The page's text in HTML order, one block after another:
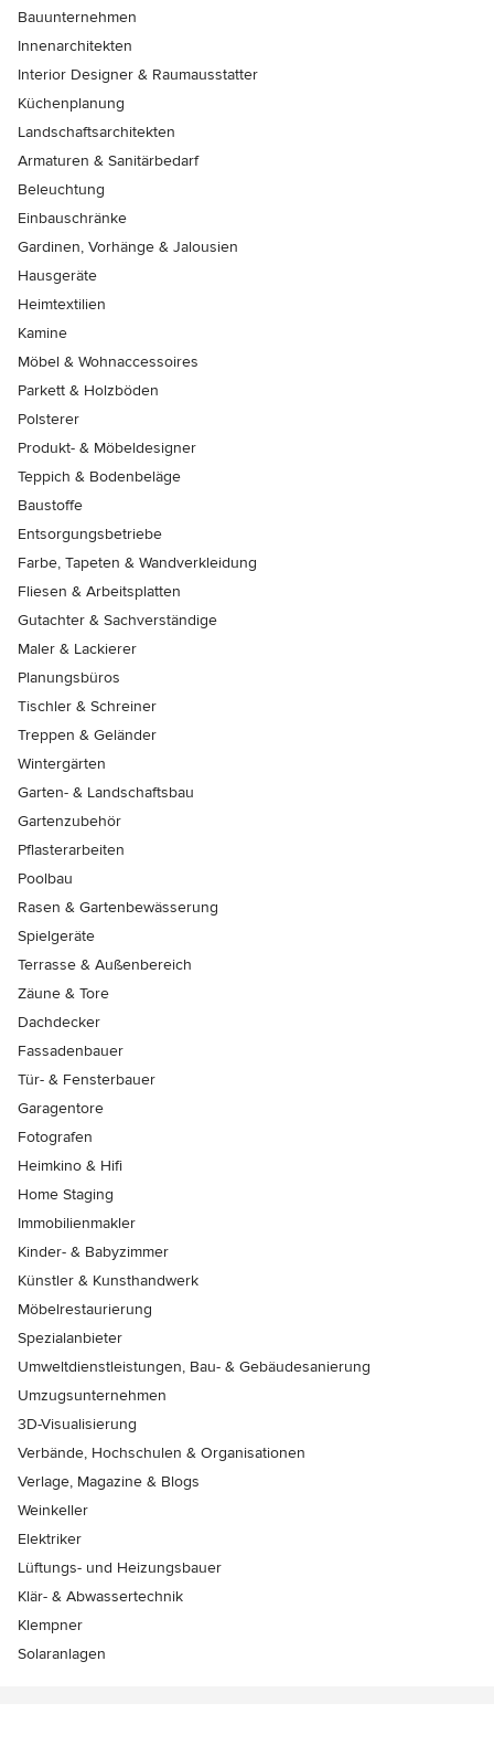
Bauunternehmen
Innenarchitekten
Interior Designer & Raumausstatter
Küchenplanung
Landschaftsarchitekten
Armaturen & Sanitärbedarf
Beleuchtung
Einbauschränke
Gardinen, Vorhänge & Jalousien
Hausgeräte
Heimtextilien
Kamine
Möbel & Wohnaccessoires
Parkett & Holzböden
Polsterer
Produkt- & Möbeldesigner
Teppich & Bodenbeläge
Baustoffe
Entsorgungsbetriebe
Farbe, Tapeten & Wandverkleidung
Fliesen & Arbeitsplatten
Gutachter & Sachverständige
Maler & Lackierer
Planungsbüros
Tischler & Schreiner
Treppen & Geländer
Wintergärten
Garten- & Landschaftsbau
Gartenzubehör
Pflasterarbeiten
Poolbau
Rasen & Gartenbewässerung
Spielgeräte
Terrasse & Außenbereich
Zäune & Tore
Dachdecker
Fassadenbauer
Tür- & Fensterbauer
Garagentore
Fotografen
Heimkino & Hifi
Home Staging
Immobilienmakler
Kinder- & Babyzimmer
Künstler & Kunsthandwerk
Möbelrestaurierung
Spezialanbieter
Umweltdienstleistungen, Bau- & Gebäudesanierung
Umzugsunternehmen
3D-Visualisierung
Verbände, Hochschulen & Organisationen
Verlage, Magazine & Blogs
Weinkeller
Elektriker
Lüftungs- und Heizungsbauer
Klär- & Abwassertechnik
Klempner
Solaranlagen